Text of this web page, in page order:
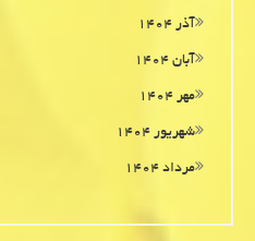
آذر ۱۴۰۴
آبان ۱۴۰۴
مهر ۱۴۰۴
شهریور ۱۴۰۴
مرداد ۱۴۰۴